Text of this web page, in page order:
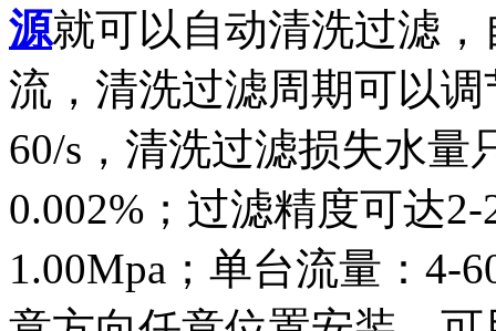
源就可以自动清洗过滤
流，清洗过滤周期可以
60/s，清洗过滤损失水量
0.002%；过滤精度可达
1.00Mpa；单台流量：4-